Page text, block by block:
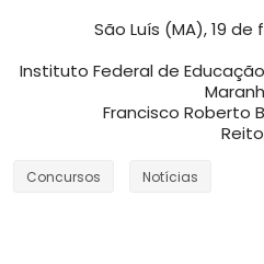
São Luís (MA), 19 de
Instituto Federal de
Francisco Roberto
Concursos Notícias